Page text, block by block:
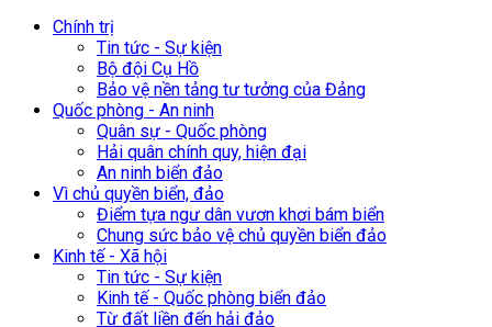
Chính trị
Tin tức - Sự kiện
Bộ đội Cụ Hồ
Bảo vệ nền tảng tư tưởng của Đảng
Quốc phòng - An ninh
Quân sự - Quốc phòng
Hải quân chính quy, hiện đại
An ninh biển đảo
Vì chủ quyền biển, đảo
Điểm tựa ngư dân vươn khơi bám biển
Chung sức bảo vệ chủ quyền biển đảo
Kinh tế - Xã hội
Tin tức - Sự kiện
Kinh tế - Quốc phòng biển đảo
Từ đất liền đến hải đảo